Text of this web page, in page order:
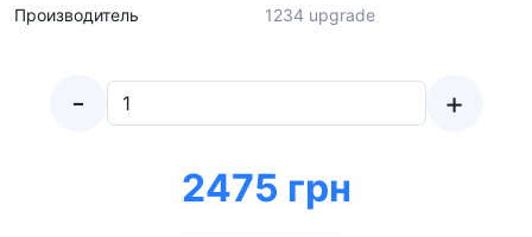
Производитель 1234 upgrade
- +
2475 грн